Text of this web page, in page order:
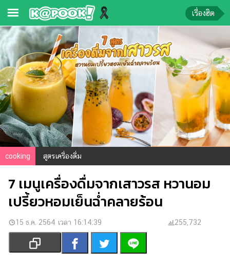
ข่าว-
ความ
รู้
ข่าว
ข่าว
บันเทิง
ตรวจ
หวย
ผล
บอล
สด
การ
เงิน
การ
เรื่องฮิต
cooking สูตรเครื่องดื่ม
7 เมนูเครื่องดื่มจากเสาวรส หวานอม
เปรี้ยวหอมเย็นฉ่ำคลายร้อน
15 ธ.ค. 2564 เวลา 16:14:39 255,732